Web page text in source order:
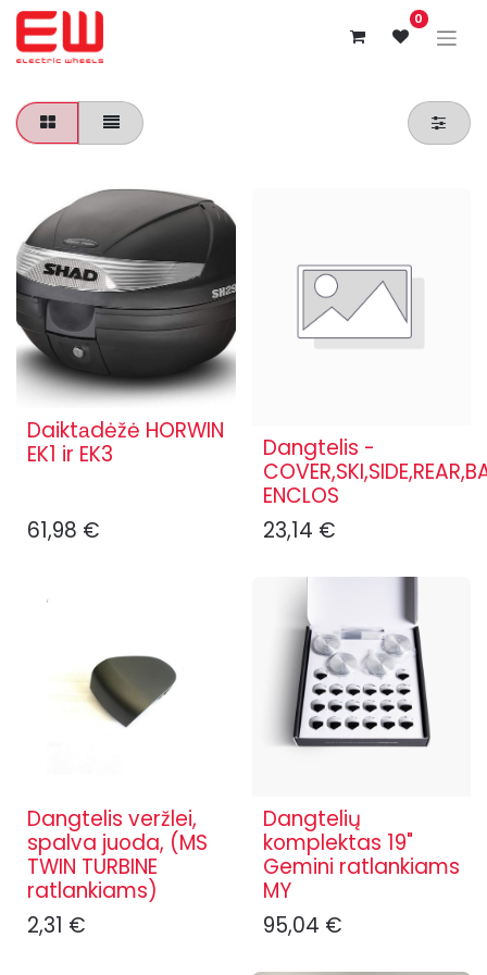
0
Daiktаdėžė HORWIN
EK1 ir EK3
61,98 €
Dangtelis -
ENCLOS
23,14 €
Dangtelis veržlei,
spalva juoda, (MS
TWIN TURBINE
ratlankiams)
2,31 €
Dangtelių
komplektas 19"
Gemini ratlankiams
MY
95,04 €